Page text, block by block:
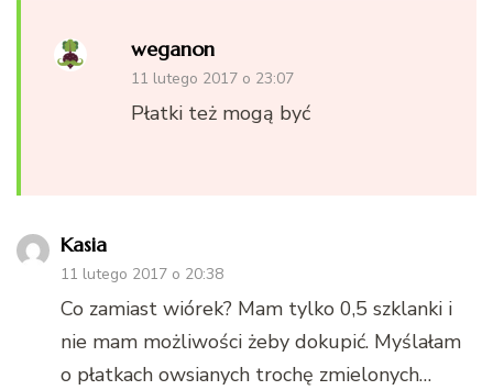
weganon
11 lutego 2017 o 23:07
Płatki też mogą być
Kasia
11 lutego 2017 o 20:38
Co zamiast wiórek? Mam tylko 0,5 szklanki i
nie mam możliwości żeby dokupić. Myślałam
o płatkach owsianych trochę zmielonych…